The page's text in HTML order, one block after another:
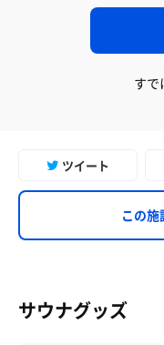
すで
ツイート
この
サウナグッズ